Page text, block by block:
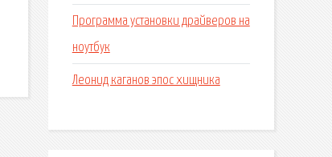
Программа установки драйверов на
ноутбук
Леонид каганов эпос хищника